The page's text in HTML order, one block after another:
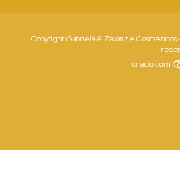
Copyright Gabriela A Zavarize